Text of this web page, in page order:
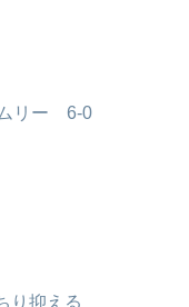
リー 6-0
り抑える